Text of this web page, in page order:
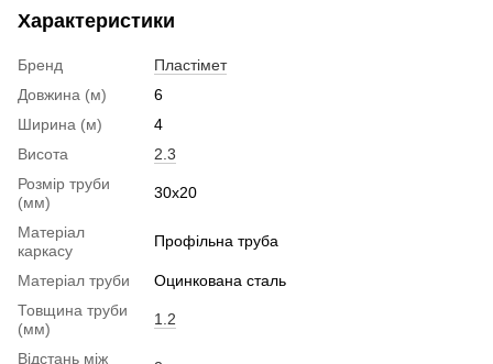
Характеристики
Бренд
Пластімет
Довжина (м)
6
Ширина (м)
4
Висота
2.3
Розмір труби
(мм)
30x20
Матеріал
каркасу
Профільна труба
Матеріал труби
Оцинкована сталь
Товщина труби
(мм)
1.2
Відстань між